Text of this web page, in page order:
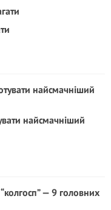
найсмачніший